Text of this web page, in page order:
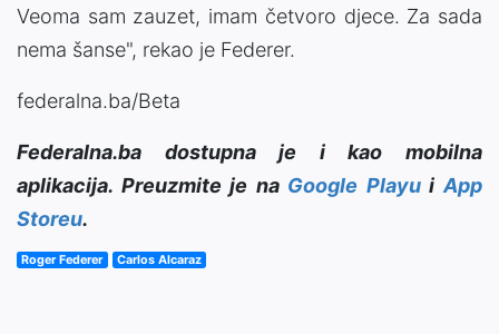
Veoma sam zauzet, imam četvoro djece. Za sada
nema šanse", rekao je Federer.
federalna.ba/Beta
Federalna.ba dostupna je i kao mobilna
aplikacija. Preuzmite je na Google PlayuiApp
Storeu.
Roger Federer Carlos Alcaraz